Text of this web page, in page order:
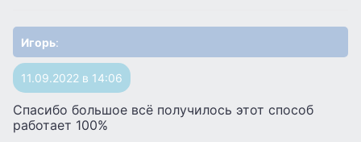
Игорь:
11.09.2022 в 14:06
Спасибо большое всё получилось этот способ
работает 100%